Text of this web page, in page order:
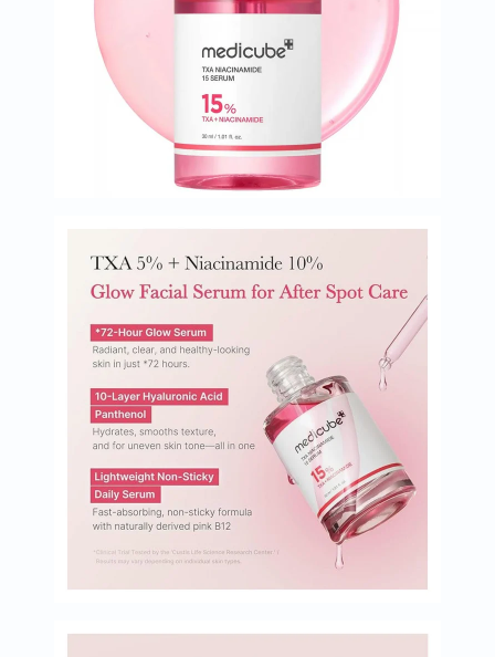
والمسالك
البولية
دعم
الكبد
صحة
البروستاتا
الفيتامينات
مالتي
فيتامين
فيتامين
فيتامين
فيتامين
فيتامين
فيتامين
هـ
المعادن
الحديد